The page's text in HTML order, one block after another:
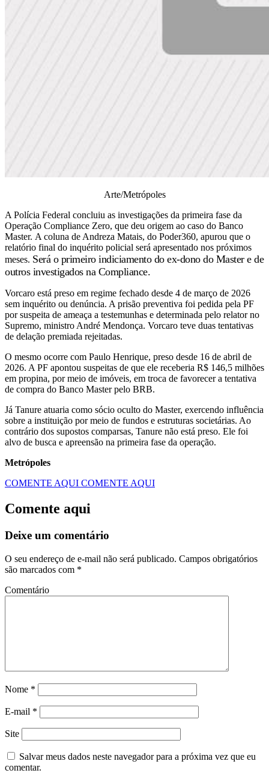
Arte/Metrópoles
A Polícia Federal concluiu as investigações da primeira fase da
Operação Compliance Zero, que deu origem ao caso do Banco
Master. A coluna de Andreza Matais, do Poder360, apurou que o
relatório final do inquérito policial será apresentado nos próximos
meses. Será o primeiro indiciamento do ex-dono do Master e de
outros investigados na Compliance.
Vorcaro está preso em regime fechado desde 4 de março de 2026
sem inquérito ou denúncia. A prisão preventiva foi pedida pela PF
por suspeita de ameaça a testemunhas e determinada pelo relator no
Supremo, ministro André Mendonça. Vorcaro teve duas tentativas
de delação premiada rejeitadas.
O mesmo ocorre com Paulo Henrique, preso desde 16 de abril de
2026. A PF apontou suspeitas de que ele receberia R$ 146,5 milhões
em propina, por meio de imóveis, em troca de favorecer a tentativa
de compra do Banco Master pelo BRB.
Já Tanure atuaria como sócio oculto do Master, exercendo influência
sobre a instituição por meio de fundos e estruturas societárias. Ao
contrário dos supostos comparsas, Tanure não está preso. Ele foi
alvo de busca e apreensão na primeira fase da operação.
Metrópoles
COMENTE AQUI COMENTE AQUI
Comente aqui
Deixe um comentário
O seu endereço de e-mail não será publicado. Campos obrigatórios
são marcados com *
Comentário
Nome *
E-mail *
Site
Salvar meus dados neste navegador para a próxima vez que eu
comentar.